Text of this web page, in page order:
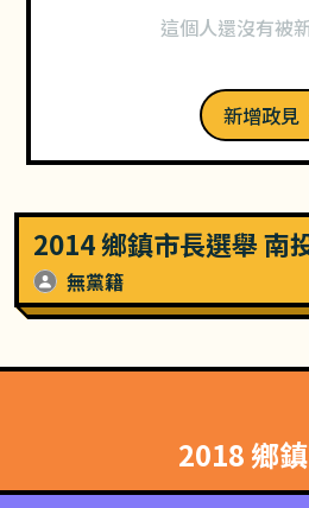
這個人還沒有被
新增政見
2014 鄉鎮市長選舉 南
無黨籍
2018 鄉